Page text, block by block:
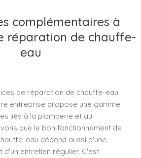
complémentaires à
réparation de chauffe-
eau
de réparation de chauffe-eau
entreprise propose une gamme
liés à la plomberie et au
que le bon fonctionnement de
eau dépend aussi d'une
d'un entretien régulier. C'est